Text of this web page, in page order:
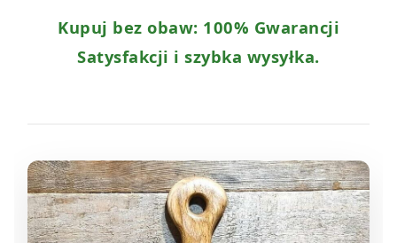
Kupuj bez obaw: 100% Gwarancji
Satysfakcji i szybka wysyłka.